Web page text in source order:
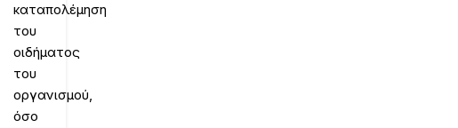
καταπολέμηση
του
οιδήματος
του
οργανισμού,
όσο